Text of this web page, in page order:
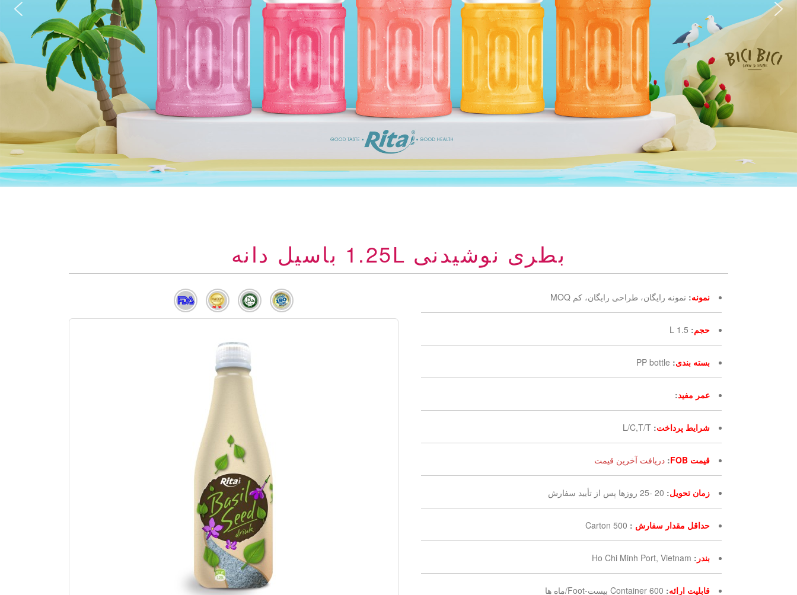
بطری نوشیدنی 1.25L باسیل دانه
نمونه: نمونه رایگان، طراحی رایگان، کم MOQ
حجم:
1.5 L
بسته بندی:
PP bottle
عمر مفید:
شرایط پرداخت:
L/C,T/T
قیمت FOB : دریافت آخرین قیمت
زمان تحویل: 20 -25 روزها پس از تأیید سفارش
حداقل مقدار سفارش :
500 Carton
بندر :
Ho Chi Minh Port, Vietnam
قابلیت ارائه: 600 Container بیست-Foot/ماه ها